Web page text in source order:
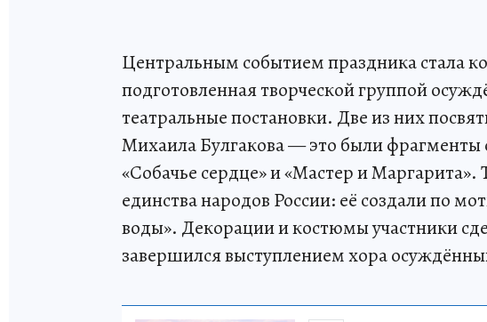
Центральным событием праздника стала
подготовленная творческой группой
театральные постановки. Две из них
Михаила Булгакова — это были фрагменты
«Собачье сердце» и «Мастер и Маргарита».
единства народов России: её создали по
воды». Декорации и костюмы участники
завершился выступлением хора